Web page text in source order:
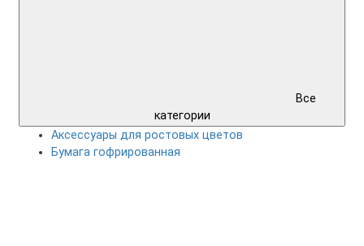
Все
категории
Аксессуары для ростовых цветов
Бумага гофрированная